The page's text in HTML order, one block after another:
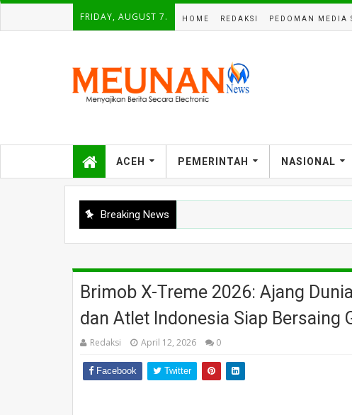
FRIDAY, AUGUST 7. HOME REDAKSI PEDOMAN MEDIA
ACEH PEMERINTAH NASIONAL
Breaking News
Brimob X-Treme 2026: Ajang
dan Atlet Indonesia Siap Bersaing
Redaksi April 12, 2026 0
Facebook Twitter